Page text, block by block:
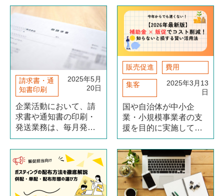
Week【大阪】2025」
に出展いたしました。3
日間で多くの来場者が
集まり、販促や集客施
策における課題を抱え
「第17回 マーケティン
グWeek【夏】 広告メ
ディアEXPO」に出展
いたしました。3日間で
のべ17,537名が来場
し、販促・集客施（続
きを読む）
請求書・通
知書印刷
2025年5月
20日
企業活動において、請
求書や通知書の印刷・
発送業務は、毎月発生
する重要かつ煩雑な業
務のひとつです。内容
に誤りがあればお客様
との信頼関係に影響
し、納期が遅れれば業
務全体に支障をきたす
販売促進 費用
集客
2025年3月13
日
国や自治体が中小企
業・小規模事業者の支
援を目的に実施してい
る補助金は、販促活動
のコストを抑えるうえ
で有効な制度です。チ
ラシ、ポスティング、
DM、広告宣伝などに活
用できる場合があり、